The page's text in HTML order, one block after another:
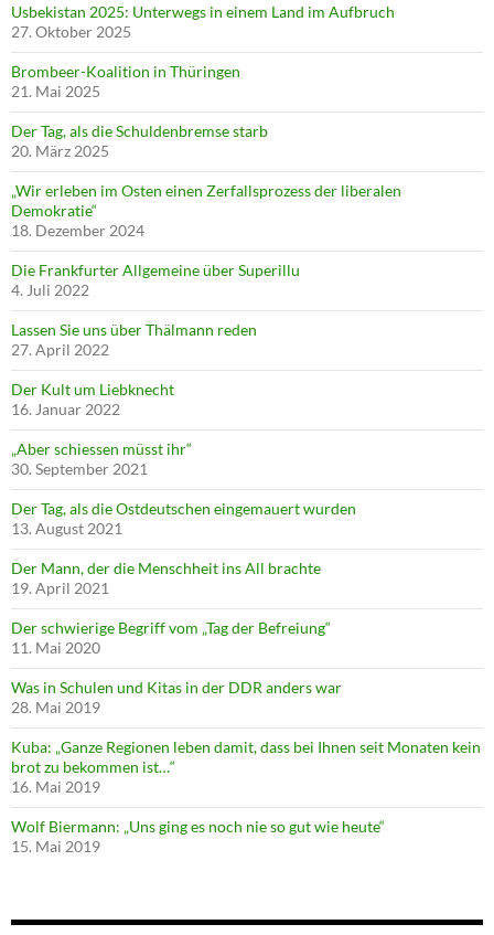
Usbekistan 2025: Unterwegs in einem Land im Aufbruch
27. Oktober 2025
Brombeer-Koalition in Thüringen
21. Mai 2025
Der Tag, als die Schuldenbremse starb
20. März 2025
„Wir erleben im Osten einen Zerfallsprozess der liberalen
Demokratie“
18. Dezember 2024
Die Frankfurter Allgemeine über Superillu
4. Juli 2022
Lassen Sie uns über Thälmann reden
27. April 2022
Der Kult um Liebknecht
16. Januar 2022
„Aber schiessen müsst ihr“
30. September 2021
Der Tag, als die Ostdeutschen eingemauert wurden
13. August 2021
Der Mann, der die Menschheit ins All brachte
19. April 2021
Der schwierige Begriff vom „Tag der Befreiung“
11. Mai 2020
Was in Schulen und Kitas in der DDR anders war
28. Mai 2019
Kuba: „Ganze Regionen leben damit, dass bei Ihnen seit Monaten kein
brot zu bekommen ist…“
16. Mai 2019
Wolf Biermann: „Uns ging es noch nie so gut wie heute“
15. Mai 2019